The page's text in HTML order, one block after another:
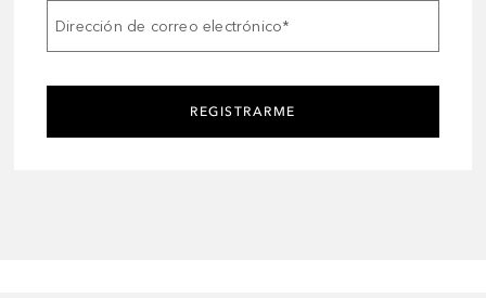
Dirección de correo electrónico*
REGISTRARME